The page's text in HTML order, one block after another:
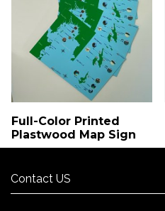
Full-Color Printed
Plastwood Map Sign
Contact US